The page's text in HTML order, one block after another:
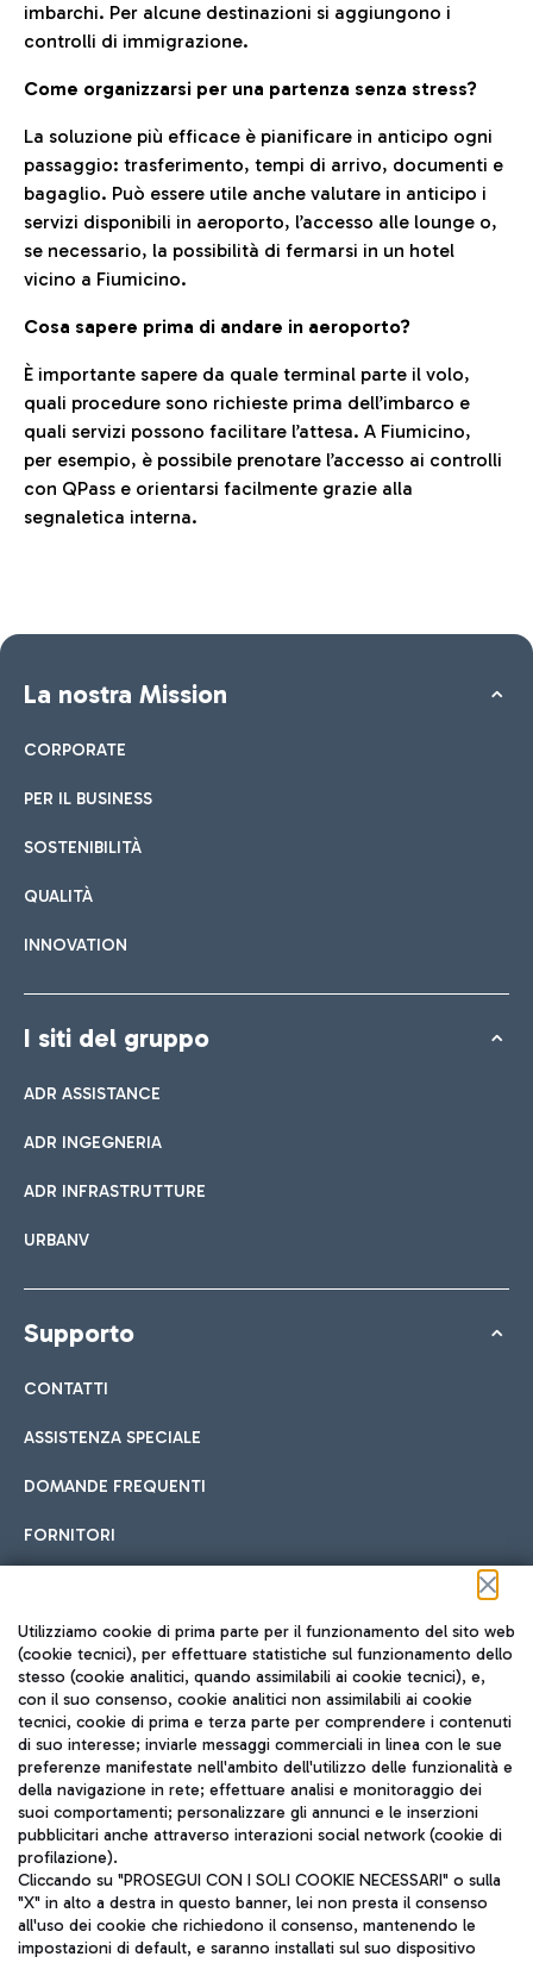
imbarchi. Per alcune destinazioni si aggiungono i
controlli di immigrazione.
Come organizzarsi per una partenza senza stress?
La soluzione più efficace è pianificare in anticipo ogni
passaggio: trasferimento, tempi di arrivo, documenti e
bagaglio. Può essere utile anche valutare in anticipo i
servizi disponibili in aeroporto, l’accesso alle lounge o,
se necessario, la possibilità di fermarsi in un hotel
vicino a Fiumicino.
Cosa sapere prima di andare in aeroporto?
È importante sapere da quale terminal parte il volo,
quali procedure sono richieste prima dell’imbarco e
quali servizi possono facilitare l’attesa. A Fiumicino,
per esempio, è possibile prenotare l’accesso ai controlli
con QPass e orientarsi facilmente grazie alla
segnaletica interna.
La nostra Mission
CORPORATE
PER IL BUSINESS
SOSTENIBILITÀ
QUALITÀ
INNOVATION
I siti del gruppo
ADR ASSISTANCE
ADR INGEGNERIA
ADR INFRASTRUTTURE
URBANV
Supporto
CONTATTI
ASSISTENZA SPECIALE
DOMANDE FREQUENTI
FORNITORI
Seguici sui social
TRAVEL JOURNAL
ITA
Utilizziamo cookie di prima parte per il funzionamento del sito web
(cookie tecnici), per effettuare statistiche sul funzionamento dello
stesso (cookie analitici, quando assimilabili ai cookie tecnici), e,
con il suo consenso, cookie analitici non assimilabili ai cookie
tecnici, cookie di prima e terza parte per comprendere i contenuti
di suo interesse; inviarle messaggi commerciali in linea con le sue
preferenze manifestate nell'ambito dell'utilizzo delle funzionalità e
della navigazione in rete; effettuare analisi e monitoraggio dei
suoi comportamenti; personalizzare gli annunci e le inserzioni
pubblicitari anche attraverso interazioni social network (cookie di
profilazione).
Cliccando su "PROSEGUI CON I SOLI COOKIE NECESSARI" o sulla
"X" in alto a destra in questo banner, lei non presta il consenso
all'uso dei cookie che richiedono il consenso, mantenendo le
impostazioni di default, e saranno installati sul suo dispositivo